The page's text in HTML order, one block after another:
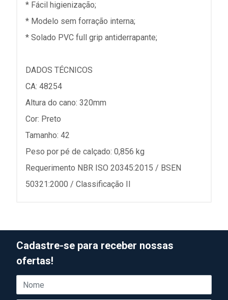
* Fácil higienização;
* Modelo sem forração interna;
* Solado PVC full grip antiderrapante;
DADOS TÉCNICOS
CA: 48254
Altura do cano: 320mm
Cor: Preto
Tamanho: 42
Peso por pé de calçado: 0,856 kg
Requerimento NBR ISO 20345:2015 / BSEN
50321:2000 / Classificação II
Cadastre-se para receber nossas
ofertas!